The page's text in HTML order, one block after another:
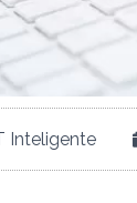
Inteligente